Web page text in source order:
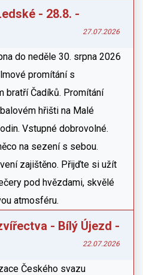
- 28.8. -
27.07.2026
do neděle 30. srpna 2026
promítání s
bratří Čadíků. Promítání
hřišti na Malé
Vstupné dobrovolné.
na sezení s sebou.
zajištěno. Přijďte si užít
pod hvězdami, skvělé
atmosféru.
- Bílý Újezd -
22.07.2026
Českého svazu